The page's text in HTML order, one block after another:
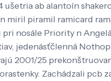
ab alantoín
miril piramil ramicard
pri nosále Priority n
jedenásťčlenná
2001/25
Zachádzali pcb